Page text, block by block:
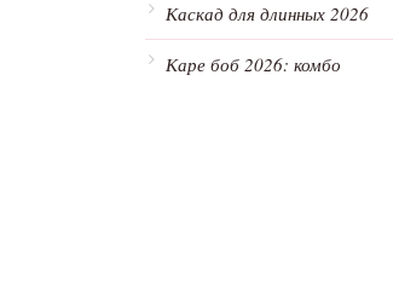
Каскад для длинных 2026
Каре боб 2026: комбо